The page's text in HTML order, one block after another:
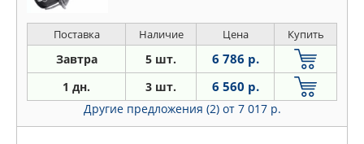
Поставка Наличие Цена Купить
Завтра 5 шт. 6 786 р.
1 дн. 3 шт. 6 560 р.
Другие предложения (2) от 7 017 р.